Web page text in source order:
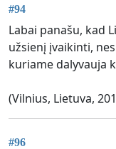
#94
Labai panašu, kad
užsienį įvaikinti,
kuriame dalyvauja
(Vilnius, Lietuva,
#96